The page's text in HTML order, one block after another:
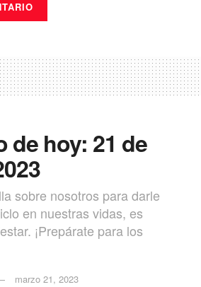
de hoy: 21 de
sobre nosotros para darle
en nuestras vidas, es
¡Prepárate para los
marzo 21, 2023